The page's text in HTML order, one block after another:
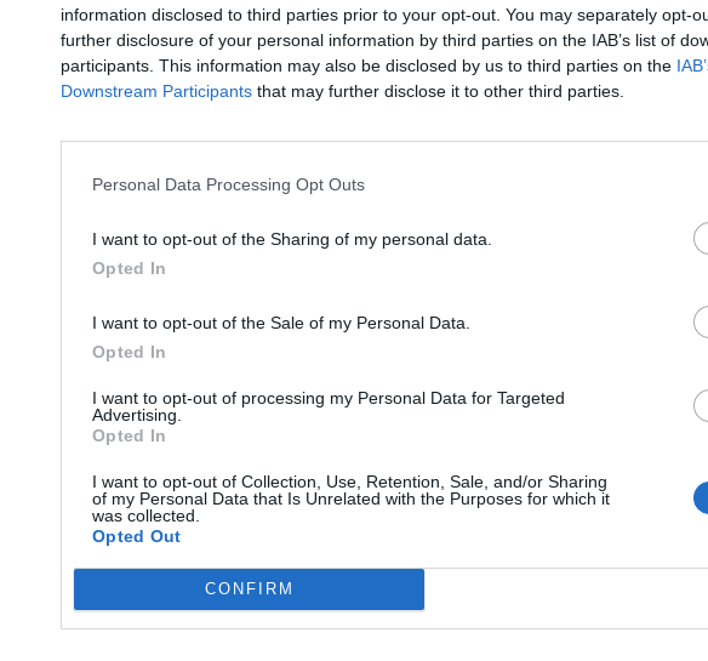
information disclosed to third parties prior to your opt-out. You may separately opt-
further disclosure of your personal information by third parties on the IAB’s list of
participants. This information may also be disclosed by us to third parties on the
Downstream Participants that may further disclose it to other third parties.
Personal Data Processing Opt Outs
I want to opt-out of the Sharing of my personal data.
Opted In
I want to opt-out of the Sale of my Personal Data.
Opted In
I want to opt-out of processing my Personal Data for Targeted
Advertising.
Opted In
I want to opt-out of Collection, Use, Retention, Sale, and/or Sharing
of my Personal Data that Is Unrelated with the Purposes for which it
was collected.
Opted Out
CONFIRM
säkringen?
undersöka vad mer som drar på säkringen.